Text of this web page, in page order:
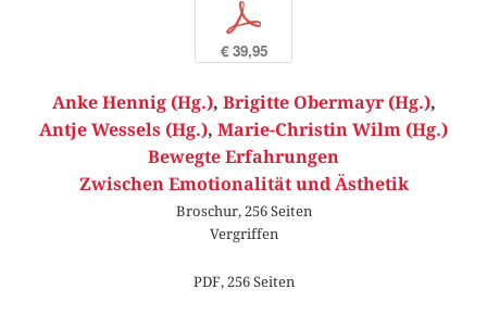
p
€ 39,95
Anke Hennig (Hg.), Brigitte Obermayr (Hg.),
Antje Wessels (Hg.), Marie-Christin Wilm (Hg.)
Bewegte Erfahrungen
Zwischen Emotionalität und Ästhetik
Broschur, 256 Seiten
Vergriffen
PDF, 256 Seiten